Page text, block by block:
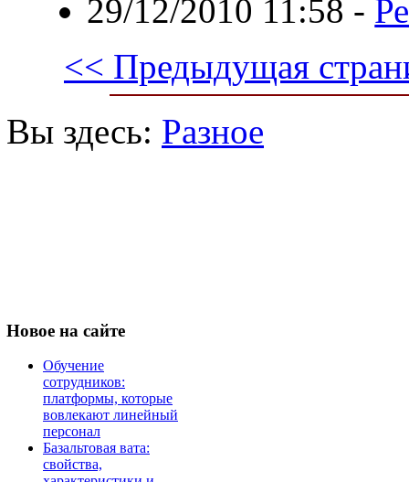
29/12/2010 11:58 -
<< Предыдущая
Вы здесь: Разное
Новое на сайте
Обучение
сотрудников:
платформы, которые
вовлекают линейный
персонал
Базальтовая вата:
свойства,